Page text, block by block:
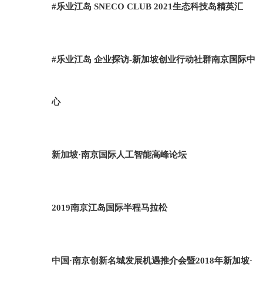
#乐业江岛 SNECO CLUB 2021生态科技岛精英汇
#乐业江岛 企业探访-新加坡创业行动社群南京国际中
心
新加坡·南京国际人工智能高峰论坛
2019南京江岛国际半程马拉松
中国·南京创新名城发展机遇推介会暨2018年新加坡·